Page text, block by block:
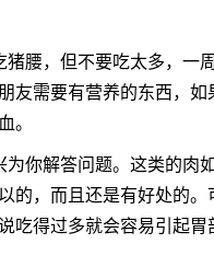
猪腰，但不要吃太多，一
友需要有营养的东西，如
。
为你解答问题。这类的肉
的，而且还是有好处的。
吃得过多就会容易引起胃